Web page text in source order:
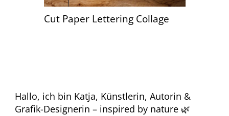
Cut Paper Lettering Collage
Hallo, ich bin Katja, Künstlerin, Autorin &
Grafik-Designerin – inspired by nature 🌿